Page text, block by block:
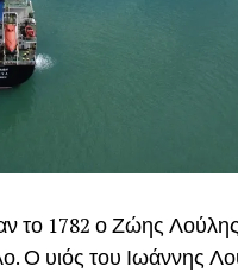
το 1782 ο Ζώης Λούλης
Ο υιός του Ιωάννης